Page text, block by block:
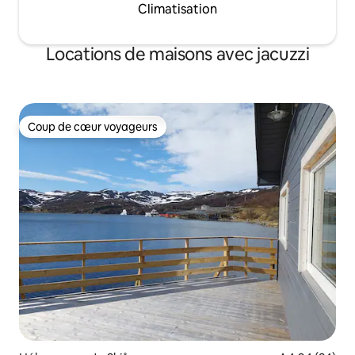
Climatisation
Locations de maisons avec jacuzzi
Coup de cœur voyageurs
Coup de cœur voyageurs